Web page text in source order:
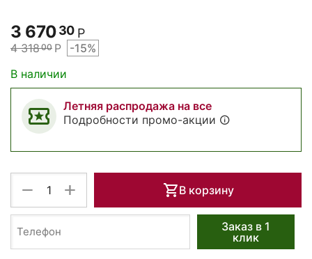
3 67030 Р
4 31800 Р
-15%
В наличии
Летняя распродажа на все
Подробности промо-акции
+
− В корзину
Заказ в 1
клик